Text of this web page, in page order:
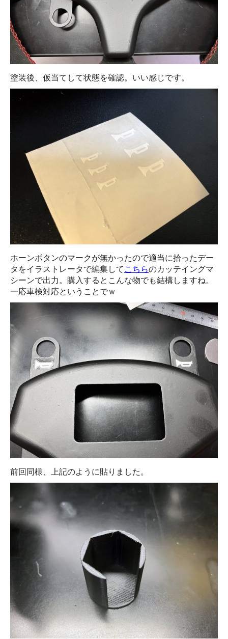
塗装後、仮当てして状態を確認。いい感じです。
ホーンボタンのマークが無かったので適当に拾ったデー
タをイラストレータで編集して こちらのカッテイングマ
シーンで出力。購入するとこんな物でも結構しますね。
一応車検対応ということでｗ
前回同様、上記のように貼りました。